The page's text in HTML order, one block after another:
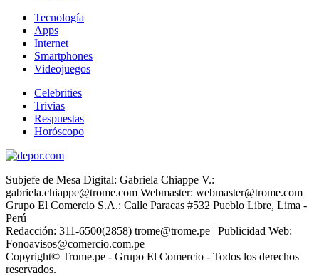
Tecnología
Apps
Internet
Smartphones
Videojuegos
Celebrities
Trivias
Respuestas
Horóscopo
Subjefe de Mesa Digital: Gabriela Chiappe V.:
gabriela.chiappe@trome.com Webmaster: webmaster@trome.com
Grupo El Comercio S.A.: Calle Paracas #532 Pueblo Libre, Lima -
Perú
Redacción: 311-6500(2858) trome@trome.pe | Publicidad Web:
Fonoavisos@comercio.com.pe
Copyright© Trome.pe - Grupo El Comercio - Todos los derechos
reservados.